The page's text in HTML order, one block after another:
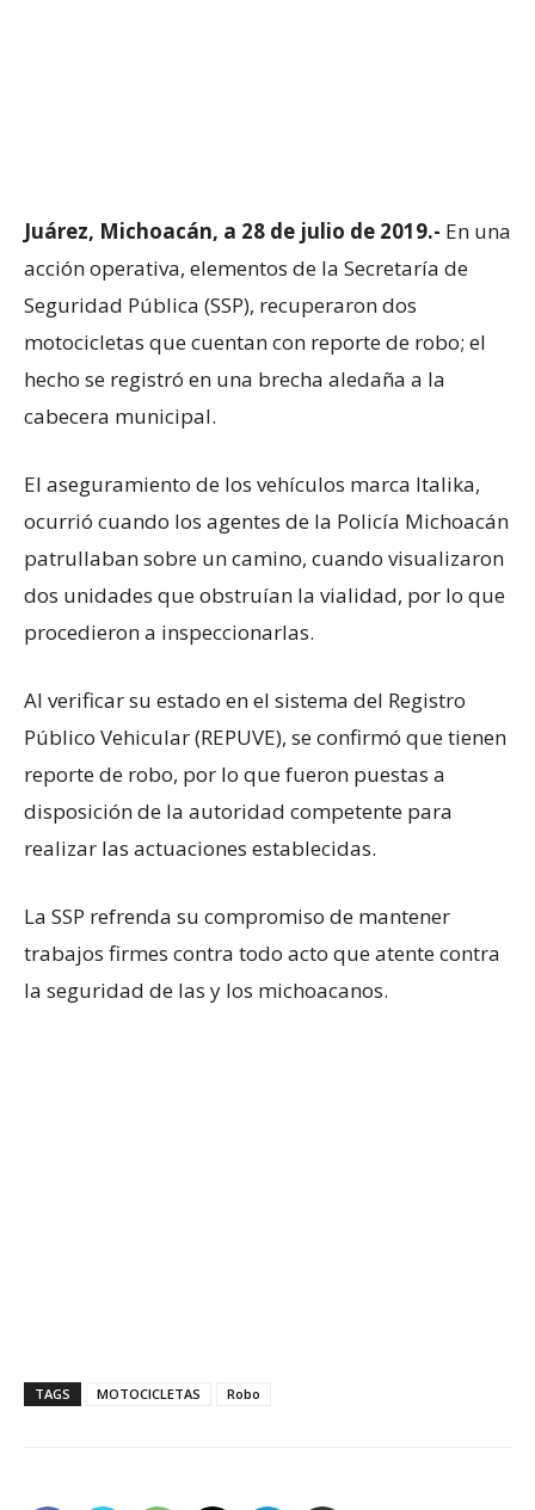
Juárez, Michoacán, a 28 de julio de 2019.- En una
acción operativa, elementos de la Secretaría de
Seguridad Pública (SSP), recuperaron dos
motocicletas que cuentan con reporte de robo; el
hecho se registró en una brecha aledaña a la
cabecera municipal.
El aseguramiento de los vehículos marca Italika,
ocurrió cuando los agentes de la Policía Michoacán
patrullaban sobre un camino, cuando visualizaron
dos unidades que obstruían la vialidad, por lo que
procedieron a inspeccionarlas.
Al verificar su estado en el sistema del Registro
Público Vehicular (REPUVE), se confirmó que tienen
reporte de robo, por lo que fueron puestas a
disposición de la autoridad competente para
realizar las actuaciones establecidas.
La SSP refrenda su compromiso de mantener
trabajos firmes contra todo acto que atente contra
la seguridad de las y los michoacanos.
TAGS MOTOCICLETAS Robo